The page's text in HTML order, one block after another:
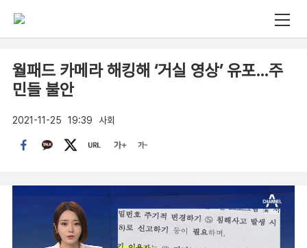
월패드 카메라 해킹해 ‘거실 영상’ 유포…주
민들 불안
2021-11-25 19:39 사회